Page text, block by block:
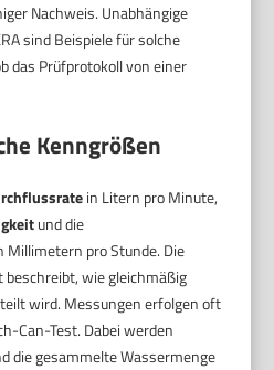
Nachweis. Unabhängige
sind Beispiele für solche
das Prüfprotokoll von einer
Kenngrößen
in Litern pro Minute,
und die
Millimetern pro Stunde. Die
wie gleichmäßig
wird. Messungen erfolgen oft
Can-Test. Dabei werden
die gesammelte Wassermenge